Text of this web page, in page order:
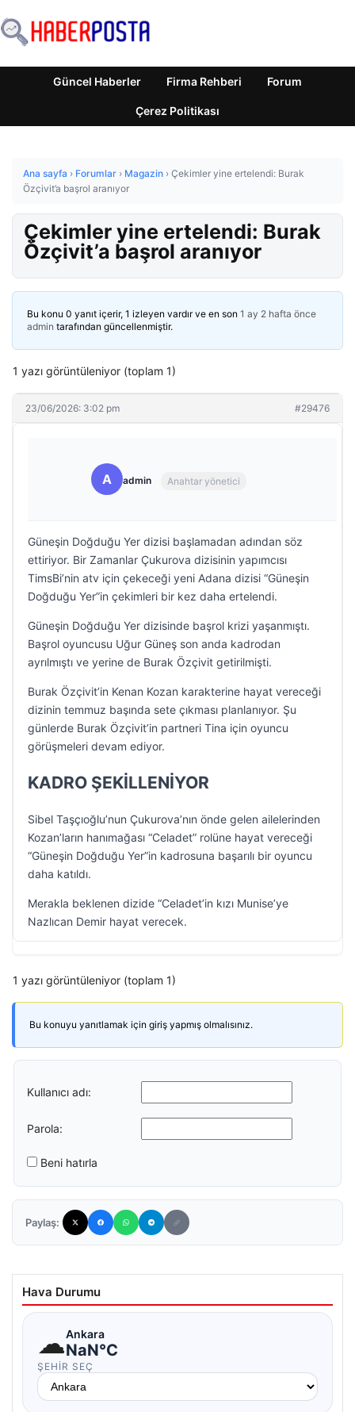
Güncel Haberler Firma Rehberi Forum
Çerez Politikası
Ana sayfa › Forumlar › Magazin › Çekimler yine ertelendi: Burak
Özçivit’a başrol aranıyor
Çekimler yine ertelendi: Burak
Özçivit’a başrol aranıyor
Bu konu 0 yanıt içerir, 1 izleyen vardır ve en son 1 ay 2 hafta önce
admin tarafından güncellenmiştir.
1 yazı görüntüleniyor (toplam 1)
23/06/2026: 3:02 pm #29476
A admin Anahtar yönetici
Güneşin Doğduğu Yer dizisi başlamadan adından söz
ettiriyor. Bir Zamanlar Çukurova dizisinin yapımcısı
TimsBi’nin atv için çekeceği yeni Adana dizisi “Güneşin
Doğduğu Yer”in çekimleri bir kez daha ertelendi.
Güneşin Doğduğu Yer dizisinde başrol krizi yaşanmıştı.
Başrol oyuncusu Uğur Güneş son anda kadrodan
ayrılmıştı ve yerine de Burak Özçivit getirilmişti.
Burak Özçivit’in Kenan Kozan karakterine hayat vereceği
dizinin temmuz başında sete çıkması planlanıyor. Şu
günlerde Burak Özçivit’in partneri Tina için oyuncu
görüşmeleri devam ediyor.
KADRO ŞEKİLLENİYOR
Sibel Taşçıoğlu’nun Çukurova’nın önde gelen ailelerinden
Kozan’ların hanımağası “Celadet” rolüne hayat vereceği
“Güneşin Doğduğu Yer”in kadrosuna başarılı bir oyuncu
daha katıldı.
Merakla beklenen dizide “Celadet’in kızı Munise’ye
Nazlıcan Demir hayat verecek.
1 yazı görüntüleniyor (toplam 1)
Bu konuyu yanıtlamak için giriş yapmış olmalısınız.
Kullanıcı adı:
Parola:
Beni hatırla
Paylaş:
Hava Durumu
☁Ankara
NaN°C
ŞEHIR SEÇ